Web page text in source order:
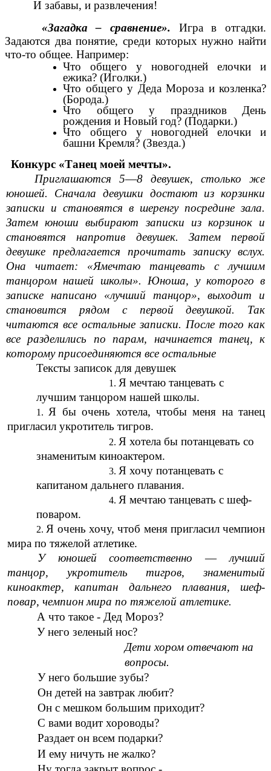
И забавы, и развлечения!
«Загадка – сравнение». Игра в отгадки.
Задаются два понятие, среди которых нужно найти
что-то общее. Например:
Что общего у новогодней елочки и
ежика? (Иголки.)
Что общего у Деда Мороза и козленка?
(Борода.)
Что общего у праздников День
рождения и Новый год? (Подарки.)
Что общего у новогодней елочки и
башни Кремля? (Звезда.)
Конкурс «Танец моей мечты».
Приглашаются 5—8 девушек, столько же
юношей. Сначала девушки достают из корзинки
записки и становятся в шеренгу посредине зала.
Затем юноши выбирают записки из корзинок и
становятся напротив девушек. Затем первой
девушке предлагается прочитать записку вслух.
Она читает: «Ямечтаю танцевать с лучшим
танцором нашей школы». Юноша, у которого в
записке написано «лучший танцор», выходит и
становится рядом с первой девушкой. Так
читаются все остальные записки. После того как
все разделились по парам, начинается танец, к
которому присоединяются все остальные
Тексты записок для девушек
Я мечтаю танцевать с
лучшим танцором нашей школы.
Я бы очень хотела, чтобы меня на танец
пригласил укротитель тигров.
Я хотела бы потанцевать со
знаменитым киноактером.
Я хочу потанцевать с
капитаном дальнего плавания.
Я мечтаю танцевать с шеф-
поваром.
Я очень хочу, чтоб меня пригласил чемпион
мира по тяжелой атлетике.
У юношей соответственно—лучший
танцор, укротитель тигров, знаменитый
киноактер, капитан дальнего плавания, шеф-
повар, чемпион мира по тяжелой атлетике.
А что такое - Дед Мороз?
У него зеленый нос?
Дети хором отвечают на
вопросы.
У него большие зубы?
Он детей на завтрак любит?
Он с мешком большим приходит?
С вами водит хороводы?
Раздает он всем подарки?
И ему ничуть не жалко?